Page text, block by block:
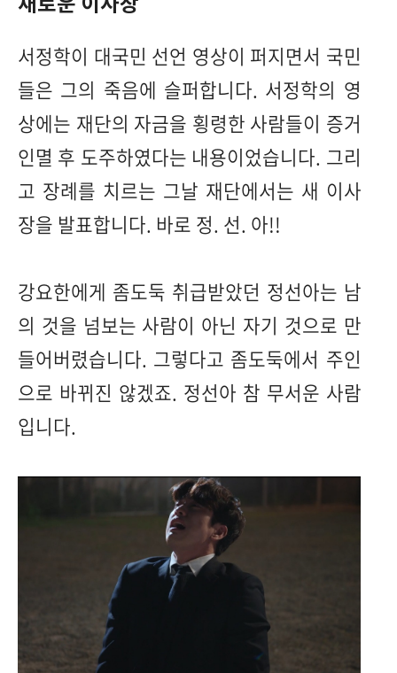
서정학이 대국민 선언 영상이 퍼지면서 국민
들은 그의 죽음에 슬퍼합니다. 서정학의 영
상에는 재단의 자금을 횡령한 사람들이 증거
인멸 후 도주하였다는 내용이었습니다. 그리
고 장례를 치르는 그날 재단에서는 새 이사
장을 발표합니다. 바로 정. 선. 아!!
강요한에게 좀도둑 취급받았던 정선아는 남
의 것을 넘보는 사람이 아닌 자기 것으로 만
들어버렸습니다. 그렇다고 좀도둑에서 주인
으로 바뀌진 않겠죠. 정선아 참 무서운 사람
입니다.